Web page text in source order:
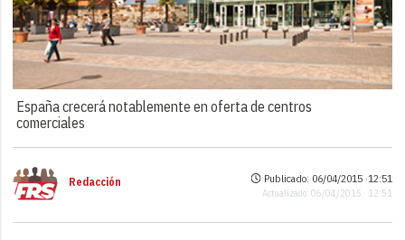
España crecerá notablemente en oferta de centros
comerciales
Redacción Publicado: 06/04/2015 ·12:51
Actualizado: 06/04/2015 · 12:51